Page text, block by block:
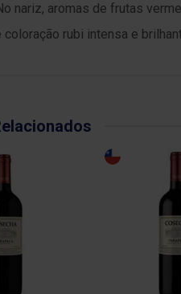
nariz, aromas de frutas
coloração rubi intensa e